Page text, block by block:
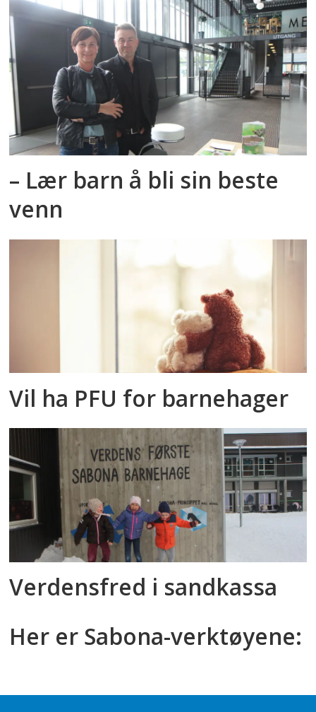
– Lær barn å bli sin beste
venn
Vil ha PFU for barnehager
Verdensfred i sandkassa
Her er Sabona-verktøyene: